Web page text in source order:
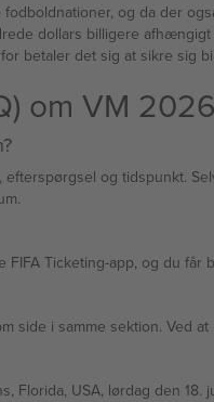
og da der
dollars billigere
på videresalgsmarkedet kan ændre sig hurtigt —
om VM
tidspunkt. Selvom
Ticketing-app, og du
side i samme sektion. Ved
Florida, USA, lørdag den 18.